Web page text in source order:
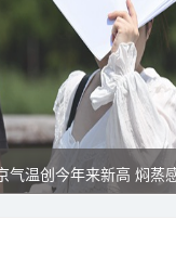
气温创今年来新高 焖蒸